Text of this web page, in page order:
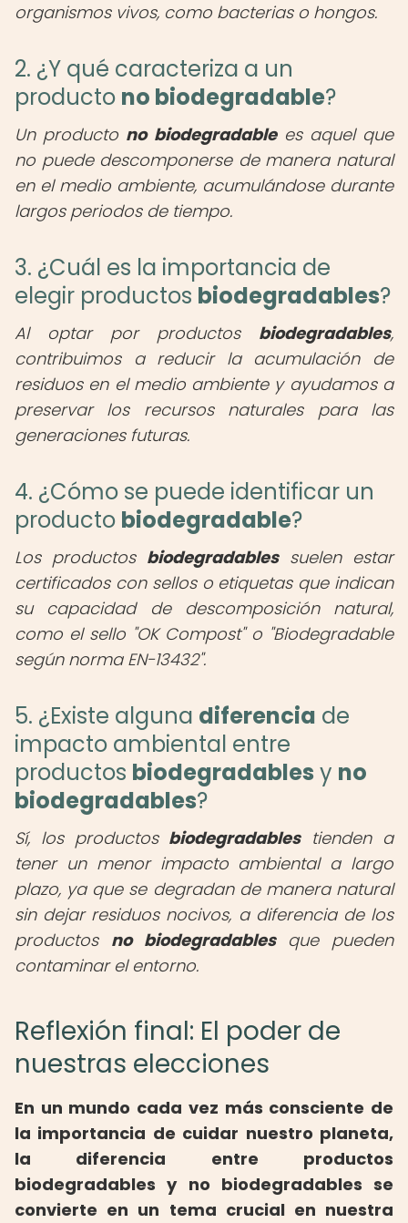
organismos vivos, como bacterias o hongos.
2. ¿Y qué caracteriza a un
producto no biodegradable?
Un producto no biodegradablees aquel que
no puede descomponerse de manera natural
en el medio ambiente, acumulándose durante
largos periodos de tiempo.
3. ¿Cuál es la importancia de
elegir productos biodegradables?
Al optar por productos biodegradables,
contribuimos a reducir la acumulación de
residuos en el medio ambiente y ayudamos a
preservar los recursos naturales para las
generaciones futuras.
4. ¿Cómo se puede identificar un
producto biodegradable?
Los productos biodegradablessuelen estar
certificados con sellos o etiquetas que indican
su capacidad de descomposición natural,
como el sello "OK Compost" o "Biodegradable
según norma EN-13432".
5. ¿Existe alguna diferencia de
impacto ambiental entre
productos biodegradables y no
biodegradables?
Sí, los productos biodegradablestienden a
tener un menor impacto ambiental a largo
plazo, ya que se degradan de manera natural
sin dejar residuos nocivos, a diferencia de los
productos no biodegradablesque pueden
contaminar el entorno.
Reflexión final: El poder de
nuestras elecciones
En un mundo cada vez más consciente de
la importancia de cuidar nuestro planeta,
la diferencia entre productos
biodegradables y no biodegradables se
convierte en un tema crucial en nuestra